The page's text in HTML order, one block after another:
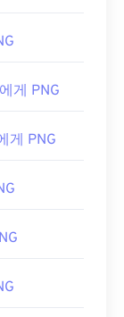
라우저에서
PNG-BMP
프로그램은
. PNG 파일
일의 흥미로
게 PNG
게 PNG